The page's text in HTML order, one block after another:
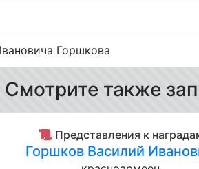
Смотрите также
Представления к
Горшков Василий